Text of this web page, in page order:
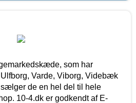
som har
Varde, Viborg, Videbæk
de en hel del til hele
10-4.dk er godkendt af E-